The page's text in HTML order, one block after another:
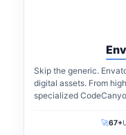
Skip the generic.
digital assets. From
specialized
🚀67+